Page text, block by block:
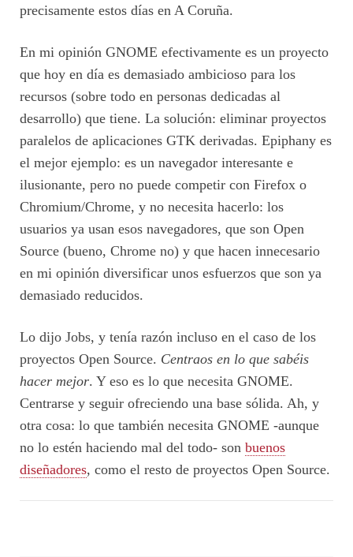
precisamente estos días en A Coruña.
En mi opinión GNOME efectivamente es un proyecto
que hoy en día es demasiado ambicioso para los
recursos (sobre todo en personas dedicadas al
desarrollo) que tiene. La solución: eliminar proyectos
paralelos de aplicaciones GTK derivadas. Epiphany es
el mejor ejemplo: es un navegador interesante e
ilusionante, pero no puede competir con Firefox o
Chromium/Chrome, y no necesita hacerlo: los
usuarios ya usan esos navegadores, que son Open
Source (bueno, Chrome no) y que hacen innecesario
en mi opinión diversificar unos esfuerzos que son ya
demasiado reducidos.
Lo dijo Jobs, y tenía razón incluso en el caso de los
proyectos Open Source. Centraos en lo que sabéis
hacer mejor. Y eso es lo que necesita GNOME.
Centrarse y seguir ofreciendo una base sólida. Ah, y
otra cosa: lo que también necesita GNOME -aunque
no lo estén haciendo mal del todo- son buenos
diseñadores, como el resto de proyectos Open Source.